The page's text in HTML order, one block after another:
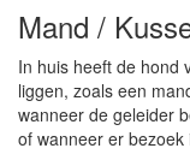
Mand /
In huis heeft de hond
liggen, zoals een
wanneer de geleider
of wanneer er bezoek